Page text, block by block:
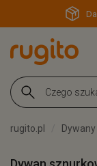
rugito.pl Dywany